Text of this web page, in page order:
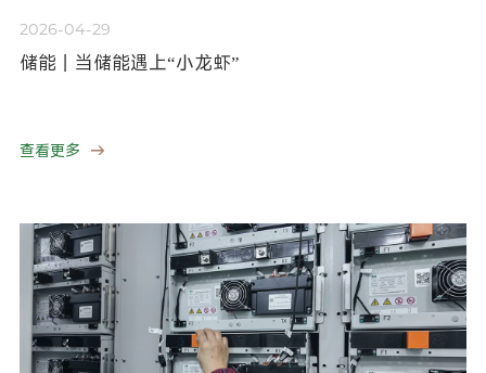
2026-04-29
储能丨当储能遇上“小龙虾”
查看更多